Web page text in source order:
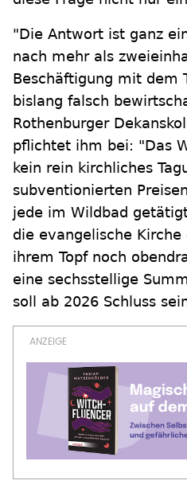
"Die Antwort ist ganz
nach mehr als
Beschäftigung mit dem
bislang falsch
Rothenburger
pflichtet ihm bei: "Das
kein rein kirchliches
subventionierten
jede im Wildbad
die evangelische
ihrem Topf noch
eine sechsstellige
soll ab 2026 Schluss